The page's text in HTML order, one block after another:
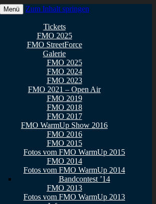
Osthessen – 13. FMO
Menü Zum Inhalt springen
Tickets
FMO 2025
FMO StreetForce
Galerie
FMO 2025
FMO 2024
FMO 2023
FMO 2021 – Open Air
FMO 2019
FMO 2018
FMO 2017
FMO WarmUp Show 2016
FMO 2016
FMO 2015
Fotos vom FMO WarmUp 2015
FMO 2014
Fotos vom FMO WarmUp 2014
Bandcontest ’14
FMO 2013
Fotos vom FMO WarmUp 2013